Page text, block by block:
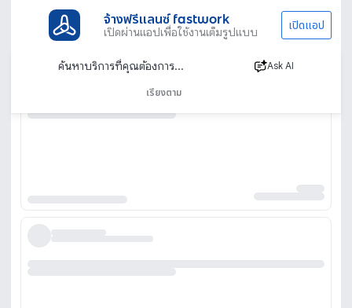
จ้างฟรีแลนซ์ fastwork
เปิดผ่านแอปเพื่อใช้งานเต็มรูปแบบ เปิดแอป
Ask AI
เรียงตาม